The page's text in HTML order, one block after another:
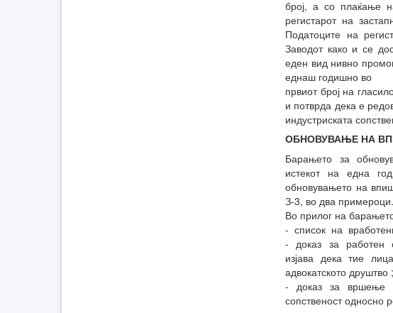
број, а со плаќање
регистарот на
Податоците на
Заводот како и се
еден вид нивно
еднаш годишно во
првиот број на
и потврда дека е
индустриската
ОБНОВУВАЊЕ НА
Барањето за
истекот на една
обновувањето на
З-3, во два примероци.
Во прилог на
- список на
- доказ за
изјава дека тие
адвокатското друштво ;
- доказ за вршење
сопственост односно